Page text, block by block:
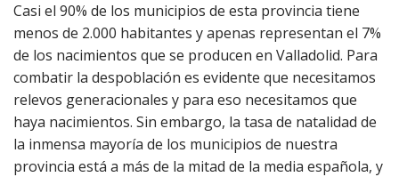
Casi el 90% de los municipios de esta provincia tiene
menos de 2.000 habitantes y apenas representan el 7%
de los nacimientos que se producen en Valladolid. Para
combatir la despoblación es evidente que necesitamos
relevos generacionales y para eso necesitamos que
haya nacimientos. Sin embargo, la tasa de natalidad de
la inmensa mayoría de los municipios de nuestra
provincia está a más de la mitad de la media española, y